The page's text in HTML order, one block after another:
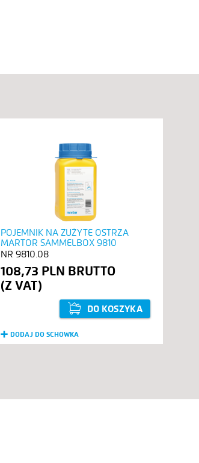
POJEMNIK NA ZUŻYTE OSTRZA
MARTOR SAMMELBOX 9810
9810.08
108,73 PLN
DO KOSZYKA
DODAJ DO SCHOWKA